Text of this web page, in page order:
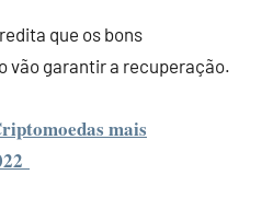
que os bons
vão garantir a recuperação.
mais